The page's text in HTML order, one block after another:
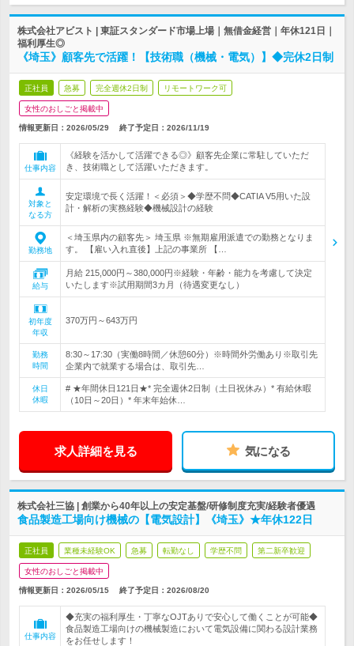
株式会社アビスト | 東証スタンダード市場上場｜無借金経営｜年休121日｜
福利厚生◎
《埼玉》顧客先で活躍！【技術職（機械・電気）】◆完休2日制
正社員 急募 完全週休2日制 リモートワーク可
女性のおしごと掲載中
情報更新日：2026/05/29 終了予定日： 2026/11/19
仕事内容
《経験を活かして活躍できる◎》顧客先企業に常駐していただ
き、技術職として活躍いただきます。
対象と
なる方
安定環境で長く活躍！＜必須＞◆学歴不問◆CATIA V5用いた設
計・解析の実務経験◆機械設計の経験
勤務地
＜埼玉県内の顧客先＞ 埼玉県 ※無期雇用派遣での勤務となりま
す。 【雇い入れ直後】上記の事業所 【…
給与
月給 215,000円～380,000円※経験・年齢・能力を考慮して決定
いたします※試用期間3カ月（待遇変更なし）
初年度
年収
370万円～643万円
勤務
時間
8:30～17:30（実働8時間／休憩60分）※時間外労働あり※取引先
企業内で就業する場合は、取引先…
休日
休暇
# ★年間休日121日★* 完全週休2日制（土日祝休み）* 有給休暇
（10日～20日）* 年末年始休…
求人詳細を見る 気になる
株式会社三協 | 創業から40年以上の安定基盤/研修制度充実/経験者優遇
食品製造工場向け機械の【電気設計】《埼玉》★年休122日
正社員 業種未経験OK 急募 転勤なし 学歴不問 第二新卒歓迎
女性のおしごと掲載中
情報更新日：2026/05/15 終了予定日： 2026/08/20
仕事内容
◆充実の福利厚生・丁寧なOJTありで安心して働くことが可能◆
食品製造工場向けの機械製造において電気設備に関わる設計業務
をお任せします！